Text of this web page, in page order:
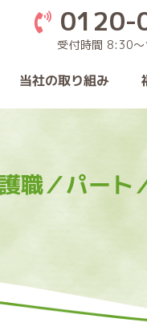
0120-
受付時間 8:30〜
当社の取り組み
職／パート